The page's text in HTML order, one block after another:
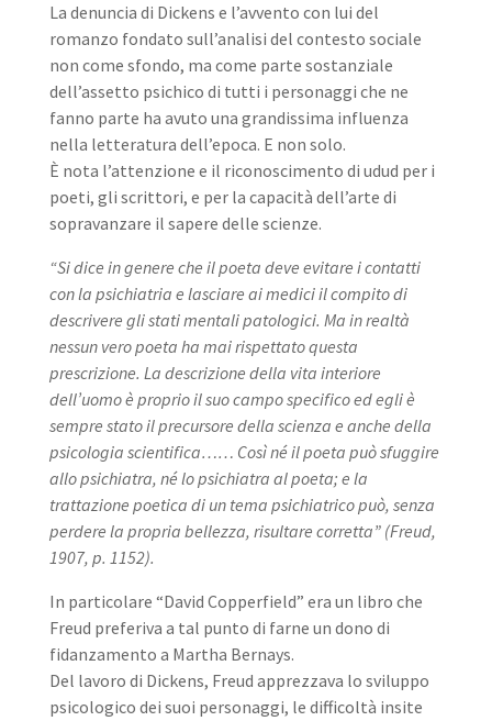
La denuncia di Dickens e l’avvento con lui del
romanzo fondato sull’analisi del contesto sociale
non come sfondo, ma come parte sostanziale
dell’assetto psichico di tutti i personaggi che ne
fanno parte ha avuto una grandissima influenza
nella letteratura dell’epoca. E non solo.
È nota l’attenzione e il riconoscimento di udud per i
poeti, gli scrittori, e per la capacità dell’arte di
sopravanzare il sapere delle scienze.
“Si dice in genere che il poeta deve evitare i contatti
con la psichiatria e lasciare ai medici il compito di
descrivere gli stati mentali patologici. Ma in realtà
nessun vero poeta ha mai rispettato questa
prescrizione. La descrizione della vita interiore
dell’uomo è proprio il suo campo specifico ed egli è
sempre stato il precursore della scienza e anche della
psicologia scientifica…… Così né il poeta può sfuggire
allo psichiatra, né lo psichiatra al poeta; e la
trattazione poetica di un tema psichiatrico può, senza
perdere la propria bellezza, risultare corretta” (Freud,
1907, p. 1152).
In particolare “David Copperfield” era un libro che
Freud preferiva a tal punto di farne un dono di
fidanzamento a Martha Bernays.
Del lavoro di Dickens, Freud apprezzava lo sviluppo
psicologico dei suoi personaggi, le difficoltà insite